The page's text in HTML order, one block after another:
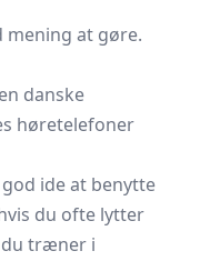
mening at gøre.
danske
høretelefoner
ide at benytte
du ofte lytter
du træner i